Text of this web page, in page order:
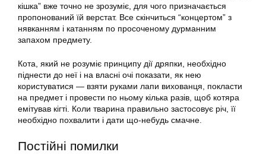
кішка” вже точно не зрозуміє, для чого призначається
пропонований їй верстат. Все скінчиться “концертом” з
нявканням і катанням по просоченому дурманним
запахом предмету.
Кота , який не розуміє принципу дії дряпки, необхідно
піднести до неї і на власні очі показати, як нею
користуватися — взяти руками лапи вихованця, покласти
на предмет і провести по ньому кілька разів, щоб котяра
емітував кігті. Коли тварина правильно застосовує річ, її
необхідно похвалити і дати що-небудь смачне.
Постійні помилки